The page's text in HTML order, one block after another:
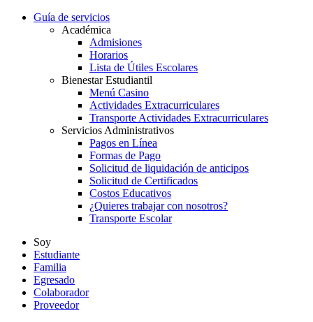
Guía de servicios
Académica
Admisiones
Horarios
Lista de Útiles Escolares
Bienestar Estudiantil
Menú Casino
Actividades Extracurriculares
Transporte Actividades Extracurriculares
Servicios Administrativos
Pagos en Línea
Formas de Pago
Solicitud de liquidación de anticipos
Solicitud de Certificados
Costos Educativos
¿Quieres trabajar con nosotros?
Transporte Escolar
Soy
Estudiante
Familia
Egresado
Colaborador
Proveedor